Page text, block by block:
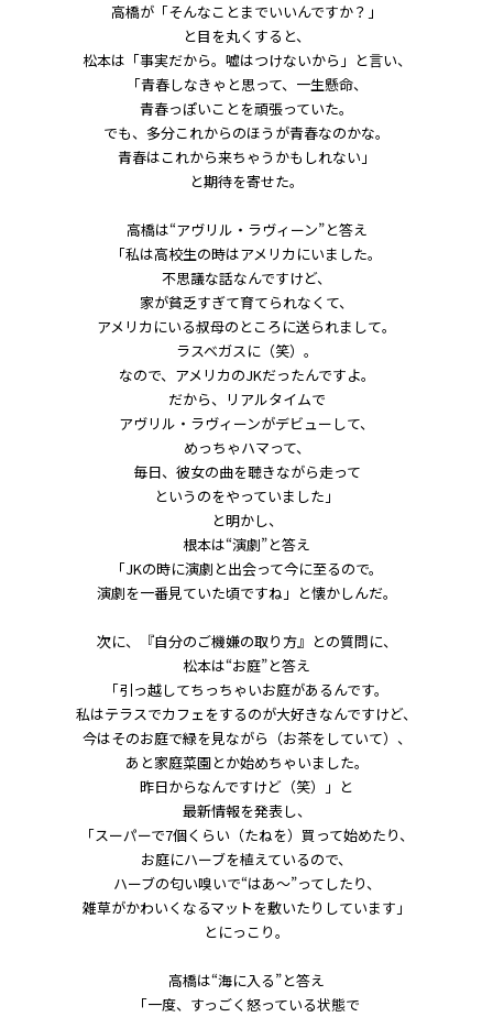
高橋が「そんなことまでいいんですか？」
と目を丸くすると、
松本は「事実だから。嘘はつけないから」と言い、
「青春しなきゃと思って、一生懸命、
青春っぽいことを頑張っていた。
でも、多分これからのほうが青春なのかな。
青春はこれから来ちゃうかもしれない」
と期待を寄せた。
高橋は“アヴリル・ラヴィーン”と答え
「私は高校生の時はアメリカにいました。
不思議な話なんですけど、
家が貧乏すぎて育てられなくて、
アメリカにいる叔母のところに送られまして。
ラスベガスに（笑）。
なので、アメリカのJKだったんですよ。
だから、リアルタイムで
アヴリル・ラヴィーンがデビューして、
めっちゃハマって、
毎日、彼女の曲を聴きながら走って
というのをやっていました」
と明かし、
根本は“演劇”と答え
「JKの時に演劇と出会って今に至るので。
演劇を一番見ていた頃ですね」と懐かしんだ。
次に、『自分のご機嫌の取り方』との質問に、
松本は“お庭”と答え
「引っ越してちっちゃいお庭があるんです。
私はテラスでカフェをするのが大好きなんですけど、
今はそのお庭で緑を見ながら（お茶をしていて）、
あと家庭菜園とか始めちゃいました。
昨日からなんですけど（笑）」と
最新情報を発表し、
「スーパーで7個くらい（たねを）買って始めたり、
お庭にハーブを植えているので、
ハーブの匂い嗅いで“はあ〜”ってしたり、
雑草がかわいくなるマットを敷いたりしています」
とにっこり。
高橋は“海に入る”と答え
「一度、すっごく怒っている状態で